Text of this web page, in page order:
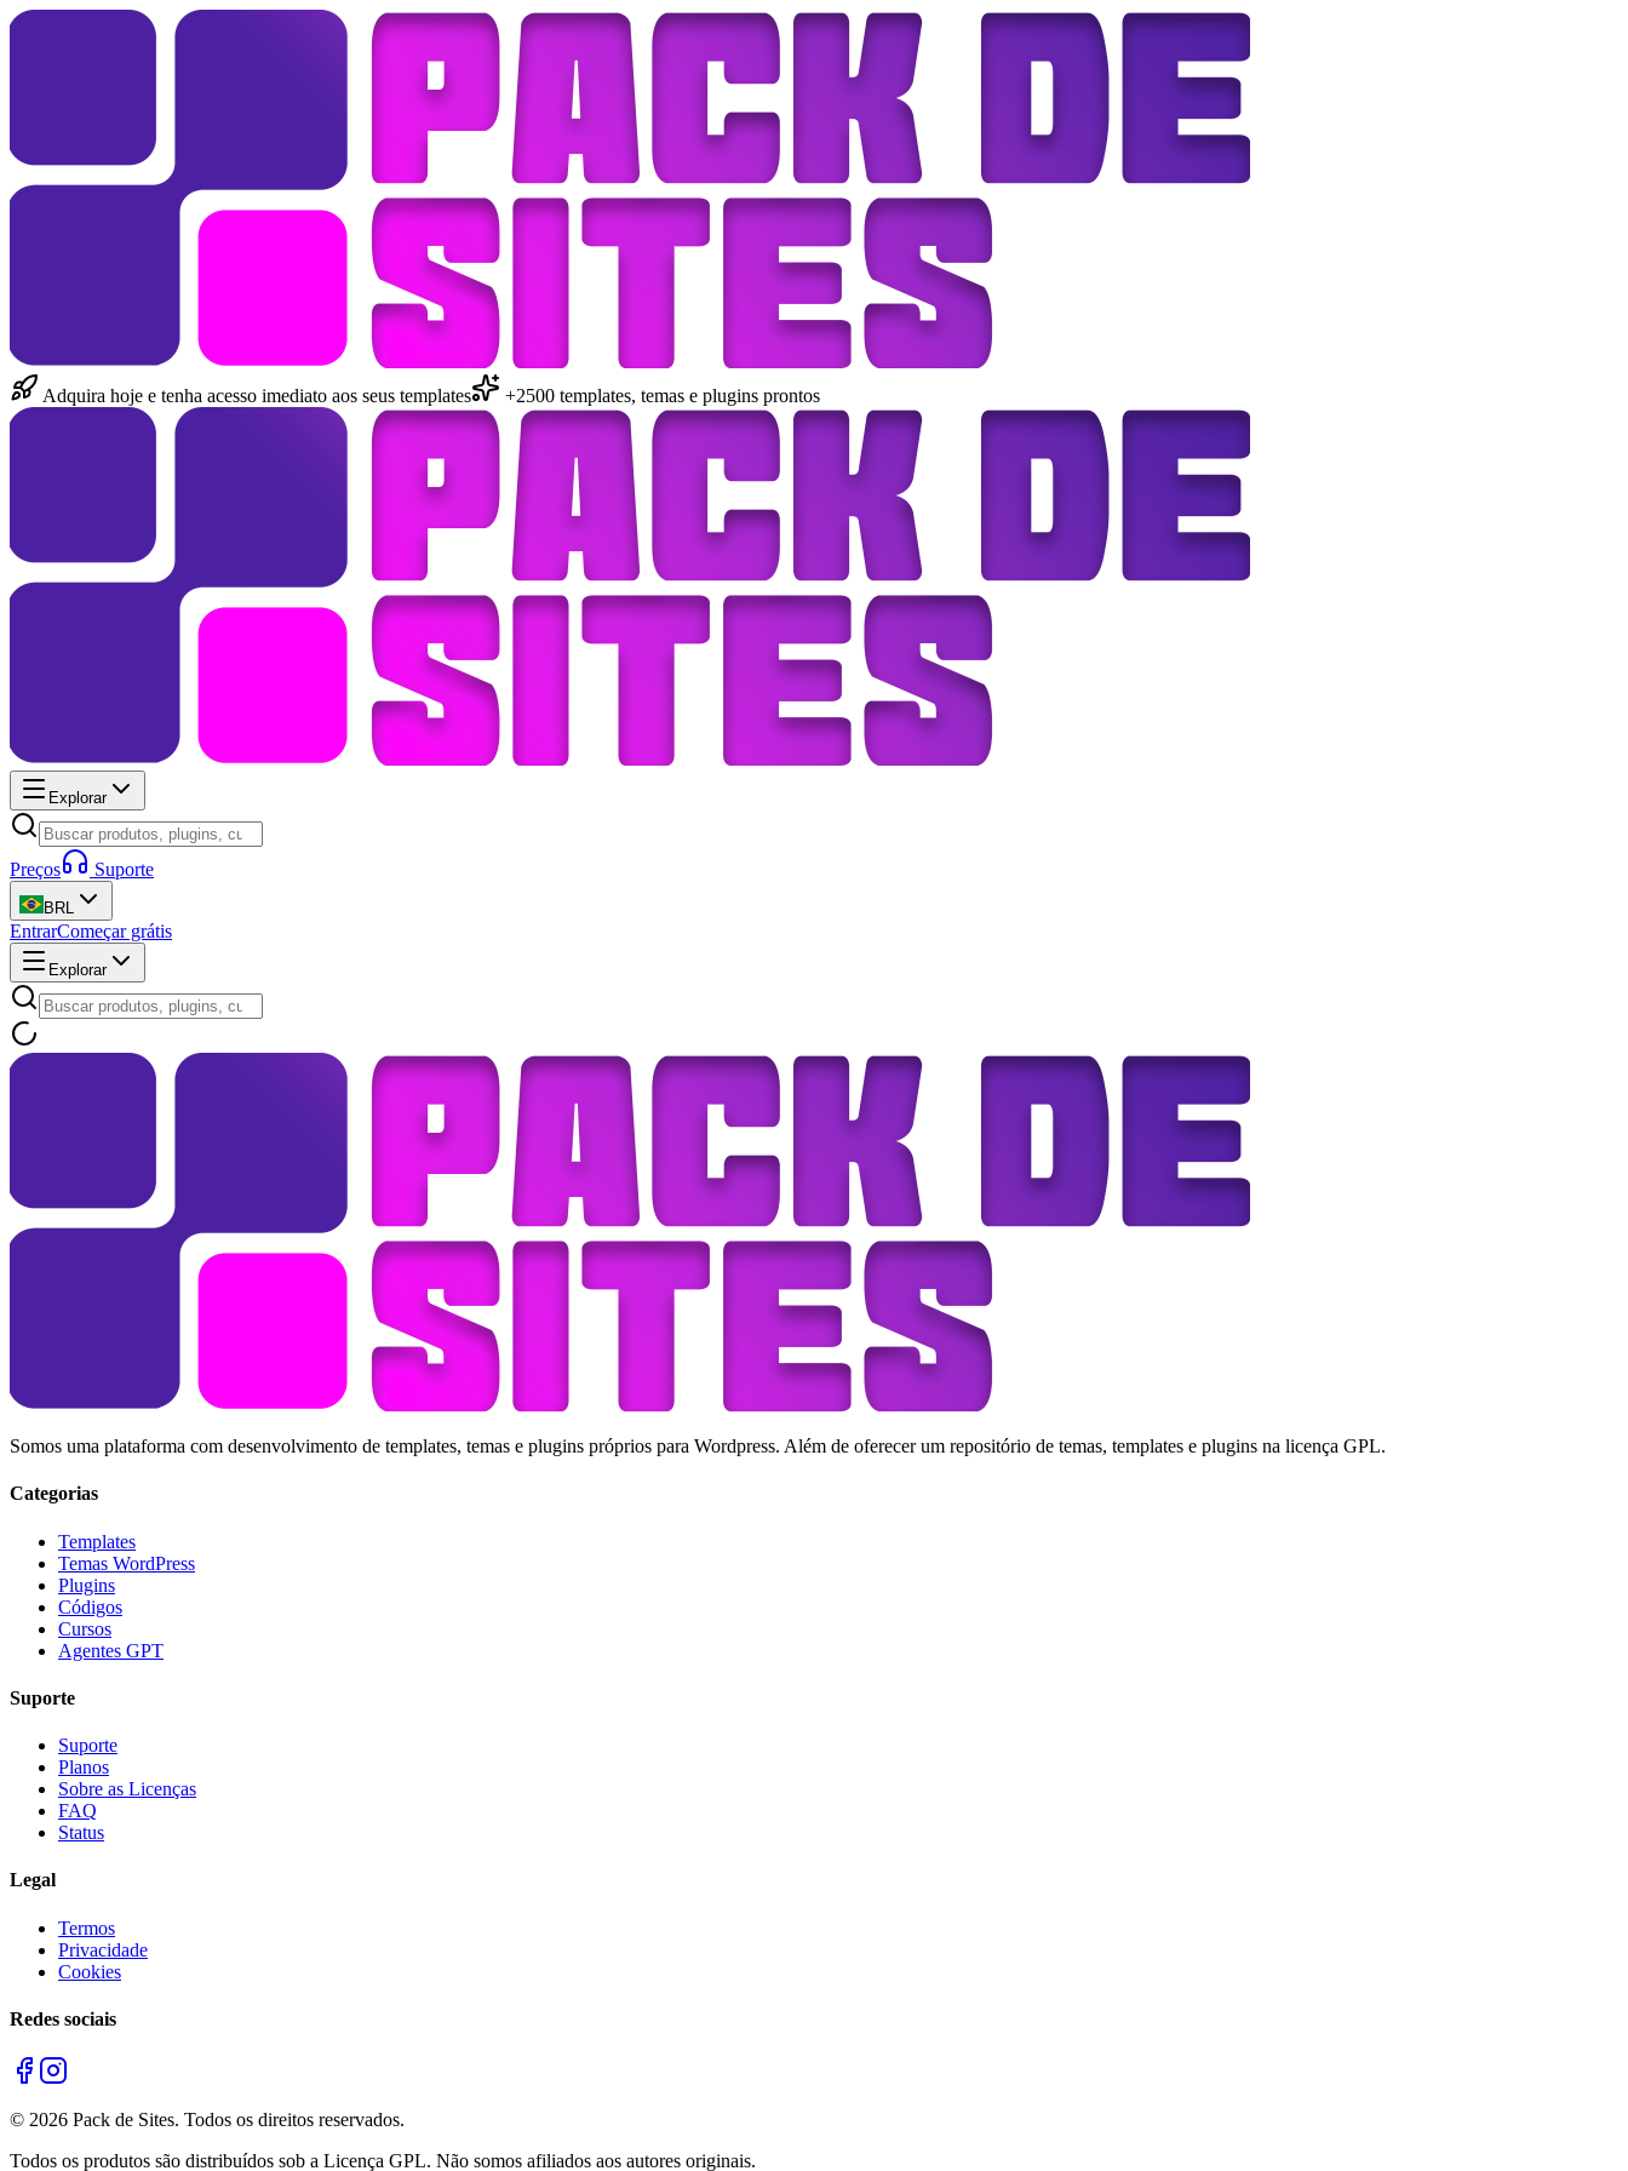
Adquira hoje e tenha acesso imediato aos seus templates +2500 templates, temas e plugins prontos
Explorar
Preços Suporte
BRL
EntrarComeçar grátis
Explorar
Somos uma plataforma com desenvolvimento de templates, temas e plugins próprios para Wordpress. Além de oferecer um repositório de temas, templates e plugins na licença GPL.
Categorias
Templates
Temas WordPress
Plugins
Códigos
Cursos
Agentes GPT
Suporte
Suporte
Planos
Sobre as Licenças
FAQ
Status
Legal
Termos
Privacidade
Cookies
Redes sociais
© 2026 Pack de Sites. Todos os direitos reservados.
Todos os produtos são distribuídos sob a Licença GPL. Não somos afiliados aos autores originais.